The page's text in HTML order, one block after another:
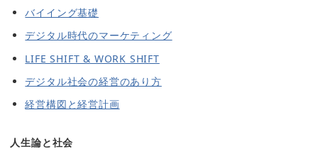
バイイング基礎
デジタル時代のマーケティング
LIFE SHIFT & WORK SHIFT
デジタル社会の経営のあり方
経営構図と経営計画
人生論と社会